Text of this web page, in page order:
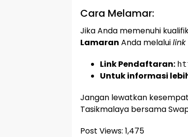
Cara Melamar:
Jika Anda memenuhi
Lamaran Anda melaluilink
Link Pendaftaran:
Untuk informasi
Jangan lewatkan
Tasikmalaya bersama
Post Views: 1,475